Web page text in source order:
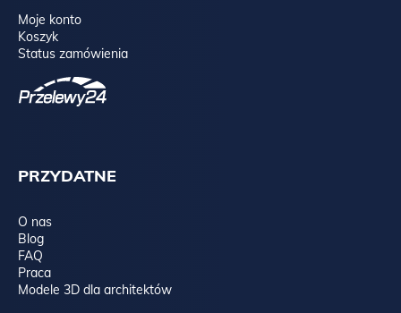
Moje konto
Koszyk
Status zamówienia
PRZYDATNE
O nas
Blog
FAQ
Praca
Modele 3D dla architektów